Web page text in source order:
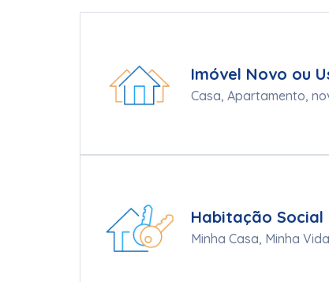
Imóvel Novo ou
Casa, Apartamento,
Habitação Social
Minha Casa, Minha